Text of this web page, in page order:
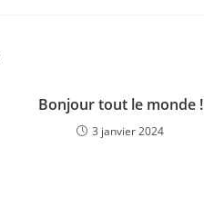
Bonjour tout le monde !
3 janvier 2024